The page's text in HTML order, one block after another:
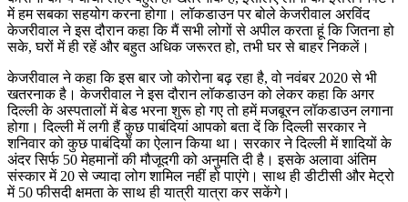
में हम सबका सहयोग करना होगा। लॉकडाउन पर बोले केजरीवाल अरविंद
केजरीवाल ने इस दौरान कहा कि मैं सभी लोगों से अपील करता हूं कि जितना हो
सके, घरों में ही रहें और बहुत अधिक जरूरत हो, तभी घर से बाहर निकलें।
केजरीवाल ने कहा कि इस बार जो कोरोना बढ़ रहा है, वो नवंबर 2020 से भी
खतरनाक है। केजरीवाल ने इस दौरान लॉकडाउन को लेकर कहा कि अगर
दिल्ली के अस्पतालों में बेड भरना शुरू हो गए तो हमें मजबूरन लॉकडाउन लगाना
होगा। दिल्ली में लगी हैं कुछ पाबंदियां आपको बता दें कि दिल्ली सरकार ने
शनिवार को कुछ पाबंदियों का ऐलान किया था। सरकार ने दिल्ली में शादियों के
अंदर सिर्फ 50 मेहमानों की मौजूदगी को अनुमति दी है। इसके अलावा अंतिम
संस्कार में 20 से ज्यादा लोग शामिल नहीं हो पाएंगे। साथ ही डीटीसी और मेट्रो
में 50 फीसदी क्षमता के साथ ही यात्री यात्रा कर सकेंगे।